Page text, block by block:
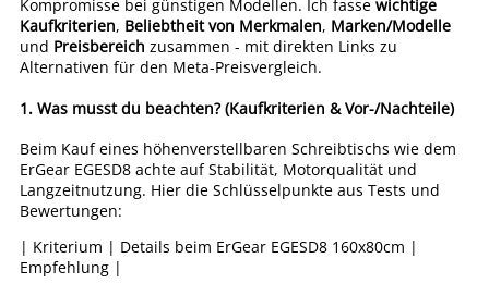
Kompromisse bei günstigen Modellen. Ich fasse wichtige
Kaufkriterien, Beliebtheit von Merkmalen, Marken/Modelle
und Preisbereich zusammen - mit direkten Links zu
Alternativen für den Meta-Preisvergleich.
1. Was musst du beachten? (Kaufkriterien & Vor-/Nachteile)
Beim Kauf eines höhenverstellbaren Schreibtischs wie dem
ErGear EGESD8 achte auf Stabilität, Motorqualität und
Langzeitnutzung. Hier die Schlüsselpunkte aus Tests und
Bewertungen:
| Kriterium | Details beim ErGear EGESD8 160x80cm |
Empfehlung |